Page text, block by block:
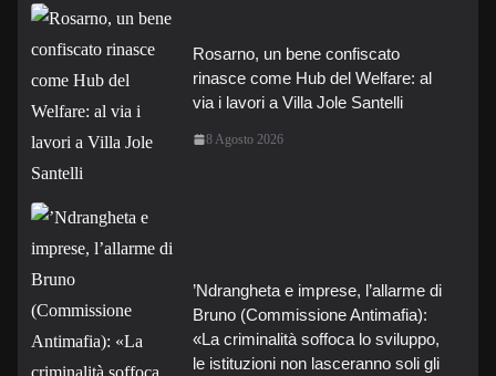
Rosarno, un bene confiscato
rinasce come Hub del Welfare: al
via i lavori a Villa Jole Santelli
8 Agosto 2026
’Ndrangheta e imprese, l’allarme di
Bruno (Commissione Antimafia):
«La criminalità soffoca lo sviluppo,
le istituzioni non lasceranno soli gli